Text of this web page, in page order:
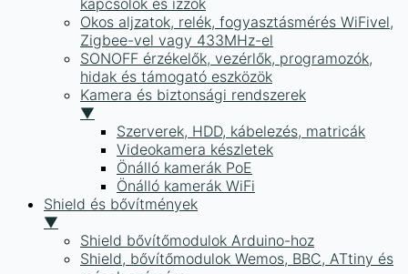
kapcsolók és izzók
Okos aljzatok, relék, fogyasztásmérés WiFivel,
Zigbee-vel vagy 433MHz-el
SONOFF érzékelők, vezérlők, programozók,
hidak és támogató eszközök
Kamera és biztonsági rendszerek
▼
Szerverek, HDD, kábelezés, matricák
Videokamera készletek
Önálló kamerák PoE
Önálló kamerák WiFi
Shield és bővítmények
▼
Shield bővítőmodulok Arduino-hoz
Shield, bővítőmodulok Wemos, BBC, ATtiny és